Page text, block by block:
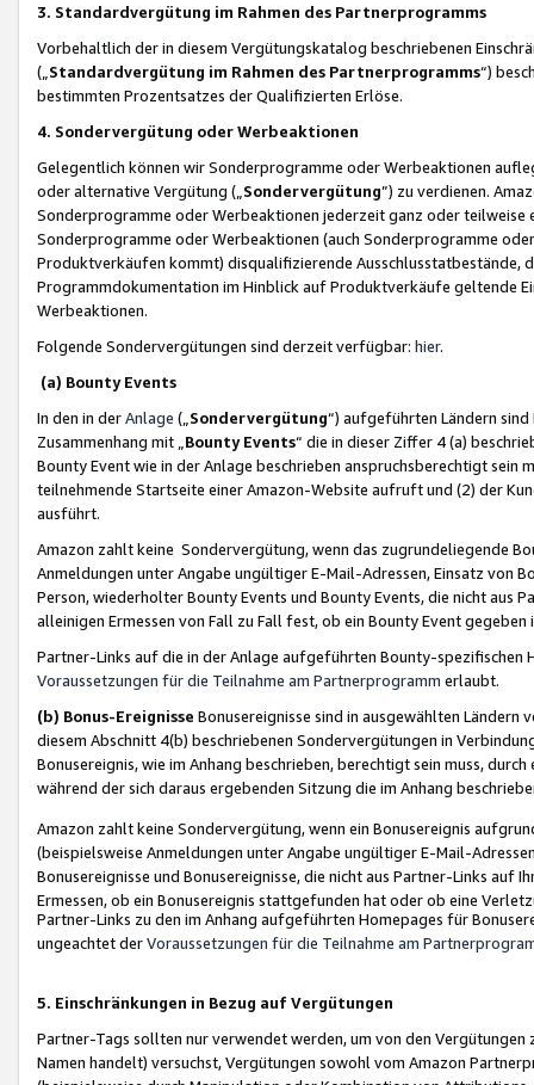
3. Standardvergütung im Rahmen des Partnerprogramms
Vorbehaltlich der in diesem Vergütungskatalog beschriebenen
(„ Standardvergütung im Rahmen des Partnerprogramms“)
bestimmten Prozentsatzes der Qualifizierten Erlöse.
4. Sondervergütung oder Werbeaktionen
Gelegentlich können wir Sonderprogramme oder Werbeaktionen
oder alternative Vergütung („ Sondervergütung”) zu verdienen.
Sonderprogramme oder Werbeaktionen jederzeit ganz oder
Sonderprogramme oder Werbeaktionen (auch Sonderprogramme
Produktverkäufen kommt) disqualifizierende Ausschlusstatbestände,
Programmdokumentation im Hinblick auf Produktverkäufe geltende
Werbeaktionen.
Folgende Sondervergütungen sind derzeit verfügbar: hier.
(a) Bounty Events
In den in derAnlage („ Sondervergütung“) aufgeführten Ländern
Zusammenhang mit „ Bounty Events“ die in dieser Ziffer 4 (a)
Bounty Event wie in der Anlage beschrieben anspruchsberechtigt sein
teilnehmende Startseite einer Amazon-Website aufruft und (2) der
ausführt.
Amazon zahlt keine Sondervergütung, wenn das zugrundeliegende
Anmeldungen unter Angabe ungültiger E-Mail-Adressen, Einsatz von
Person, wiederholter Bounty Events und Bounty Events, die nicht
alleinigen Ermessen von Fall zu Fall fest, ob ein Bounty Event
Partner-Links auf die in der Anlage aufgeführten Bounty-spezifischen
Voraussetzungen für die Teilnahme am Partnerprogramm erlaubt.
(b) Bonus-Ereignisse Bonusereignisse sind in ausgewählten Ländern
diesem Abschnitt 4(b) beschriebenen Sondervergütungen in
Bonusereignis, wie im Anhang beschrieben, berechtigt sein muss,
während der sich daraus ergebenden Sitzung die im Anhang
Amazon zahlt keine Sondervergütung, wenn ein Bonusereignis
(beispielsweise Anmeldungen unter Angabe ungültiger E-Mail-
Bonusereignisse und Bonusereignisse, die nicht aus Partner-Links auf
Ermessen, ob ein Bonusereignis stattgefunden hat oder ob eine
Partner-Links zu den im Anhang aufgeführten Homepages für
ungeachtet derVoraussetzungen für die Teilnahme am
5. Einschränkungen in Bezug auf Vergütungen
Partner-Tags sollten nur verwendet werden, um von den
Namen handelt) versuchst, Vergütungen sowohl vom Amazon